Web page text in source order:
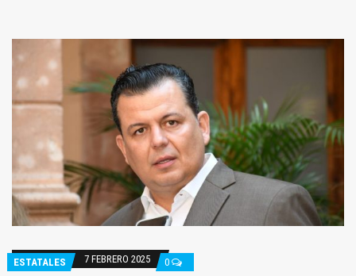
ESTATALES 7 FEBRERO 2025 0